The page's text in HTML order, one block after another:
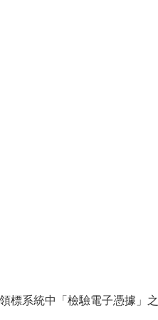
標系統中「檢驗電⼦憑據」之